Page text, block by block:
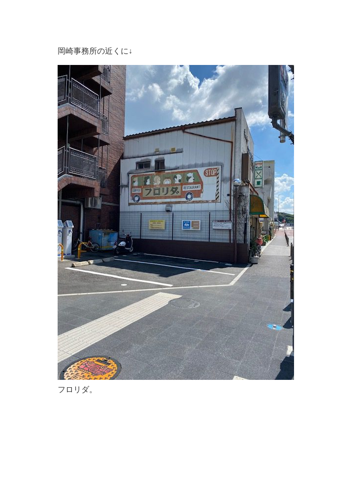
岡崎事務所の近くに↓
フロリダ。